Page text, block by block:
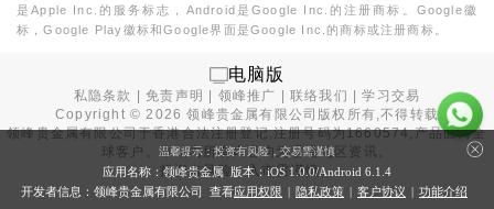
是Apple Inc.的服务标志，Android是Google Inc.的注册商标。Google徽
标，Google Play徽标和Google界面是Google Inc.的商标或注册商标。
电脑版
私隐条款 |免责声明 领峰推广 |联络我们 |学习交易
Copyright ©2026 领峰贵金属有限公司版权所有,不得转载
领峰贵金属有限公司于香港合法注册登记,注册号码为1660574,产品面向全
球客户。本站内所有内容均为香港地区资讯。
投资有风险，入市需谨慎。
温馨提示：投资有风险，交易需谨慎
应用名称：领峰贵金属 版本：iOS 1.0.0/Android 6.1.4
开发者信息：领峰贵金属有限公司 查看应用权限 | 隐私政策 | 客户协议 | 功能介绍